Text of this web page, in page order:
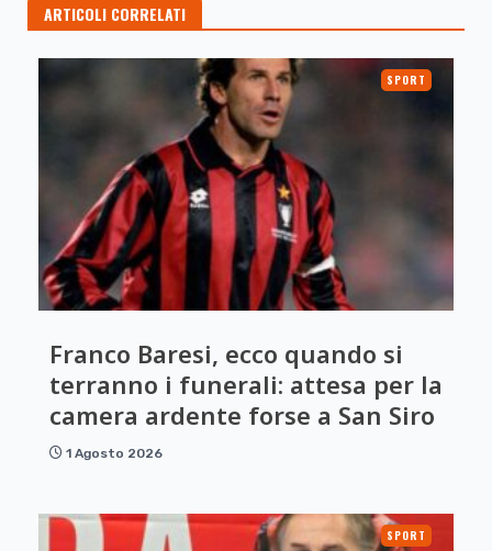
ARTICOLI CORRELATI
SPORT
Franco Baresi, ecco quando si
terranno i funerali: attesa per la
camera ardente forse a San Siro
1 Agosto 2026
SPORT